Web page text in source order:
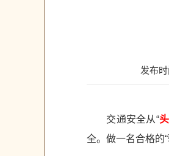
发布
交通安全从“头
全。做一名合格的